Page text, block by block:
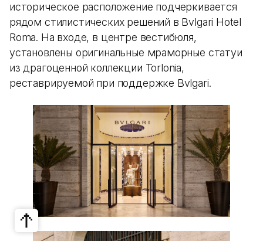
историческое расположение подчеркивается
рядом стилистических решений в Bvlgari Hotel
Roma. На входе, в центре вестибюля,
установлены оригинальные мраморные статуи
из драгоценной коллекции Torlonia,
реставрируемой при поддержке Bvlgari.